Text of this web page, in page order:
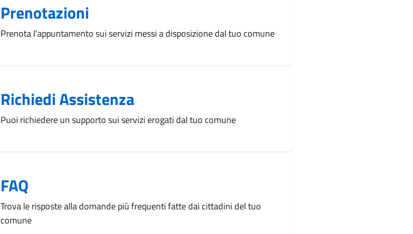
Prenotazioni
Prenota l'appuntamento sui servizi messi a disposizione dal tuo comune
Richiedi Assistenza
Puoi richiedere un supporto sui servizi erogati dal tuo comune
FAQ
Trova le risposte alla domande più frequenti fatte dai cittadini del tuo
comune